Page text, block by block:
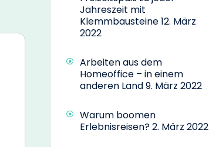
Jahreszeit mit
Klemmbausteine12. März
2022
Arbeiten aus dem
Homeoffice – in einem
anderen Land9. März 2022
Warum boomen
Erlebnisreisen?2. März 2022